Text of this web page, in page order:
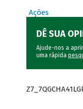
Ações
DÊ SUA
Ajude-nos a
uma rápida